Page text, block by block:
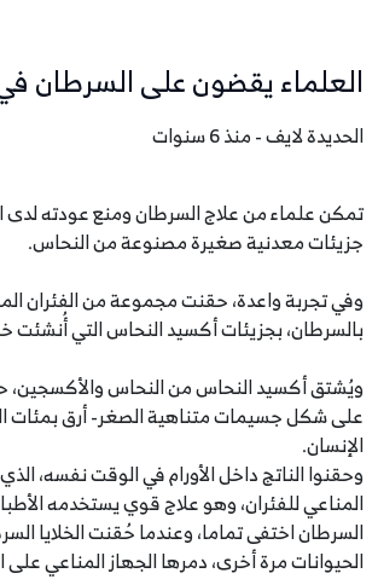
العلماء يقضون على السرطان
الحديدة لايف - منذ 6 سنوات
تمكن علماء من علاج السرطان ومنع عودته لدى
جزيئات معدنية صغيرة مصنوعة من النحاس.
وفي تجربة واعدة، حقنت مجموعة من الفئران
بالسرطان، بجزيئات أكسيد النحاس التي
ويُشتق أكسيد النحاس من النحاس
على شكل جسيمات متناهية الصغر- أرق بمئات
الإنسان.
وحقنوا الناتج داخل الأورام في الوقت نفسه،
المناعي للفئران، وهو علاج قوي يستخدمه
السرطان اختفى تماما، وعندما حُقنت الخلايا
الحيوانات مرة أخرى، دمرها الجهاز المناعي على